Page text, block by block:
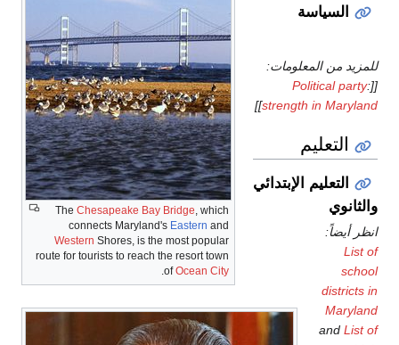
The Chesapeake Bay Bridge, which
connects Maryland'sEastern
and
Western
Shores, is the most popular
route for tourists to reach the resort town
Ocean City